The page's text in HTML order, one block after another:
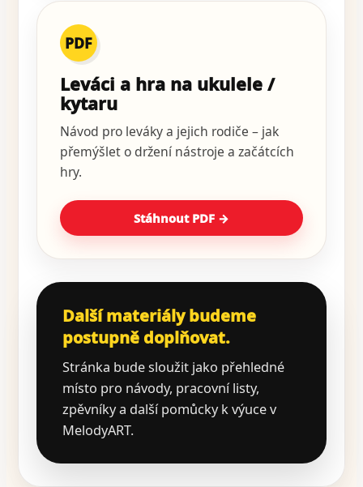
PDF
Leváci a hra na ukulele /
kytaru
Návod pro leváky a jejich rodiče – jak
přemýšlet o držení nástroje a začátcích
hry.
Stáhnout PDF →
Další materiály budeme
postupně doplňovat.
Stránka bude sloužit jako přehledné
místo pro návody, pracovní listy,
zpěvníky a další pomůcky k výuce v
MelodyART.